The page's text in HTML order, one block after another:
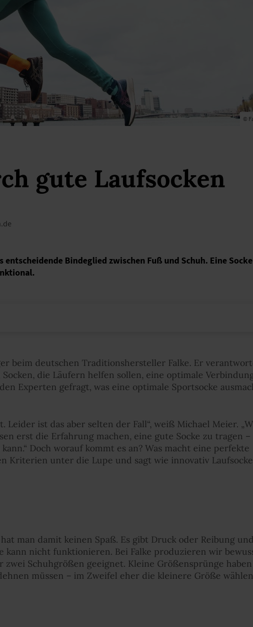
©
gute Laufsocken
Bindeglied zwischen Fuß und Schuh. Eine Socke
beim deutschen Traditionshersteller Falke. Er
die Läufern helfen sollen, eine optimale
Experten gefragt, was eine optimale Sportsocke
Leider ist das aber selten der Fall“, weiß Michael Meier.
erst die Erfahrung machen, eine gute Socke zu tragen –
Doch worauf kommt es an? Was macht eine perfekte
Kriterien unter die Lupe und sagt wie innovativ
man damit keinen Spaß. Es gibt Druck oder Reibung und
kann nicht funktionieren. Bei Falke produzieren wir
Schuhgrößen geeignet. Kleine Größensprünge haben
müssen – im Zweifel eher die kleinere Größe